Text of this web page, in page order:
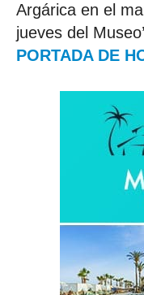
Argárica en el
jueves del
PORTADA DE